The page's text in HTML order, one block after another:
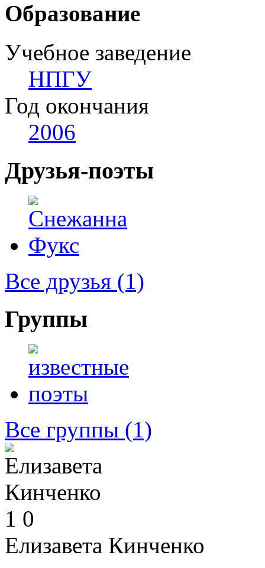
Образование
Учебное заведение
НПГУ
Год окончания
2006
Друзья-поэты
Все друзья (1)
Группы
Все группы (1)
1 0
Елизавета Кинченко